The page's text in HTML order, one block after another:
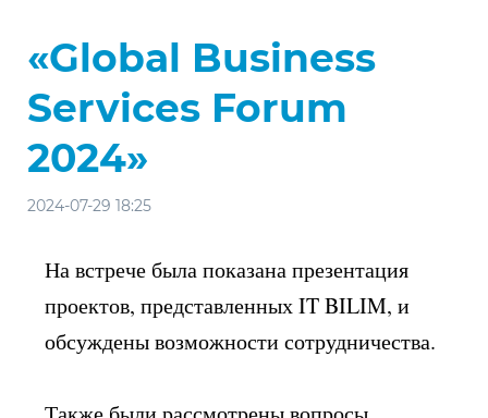
«Global Business
Services Forum
2024»
2024-07-29 18:25
На встрече была показана презентация
проектов, представленных IT BILIM, и
обсуждены возможности сотрудничества.